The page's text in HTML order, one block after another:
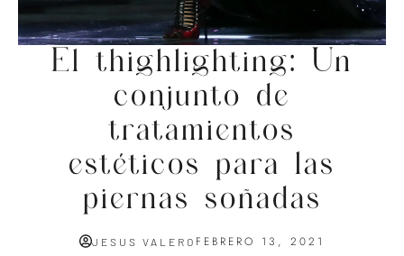
El thighlighting: Un
conjunto de
tratamientos
estéticos para las
piernas soñadas
JESUS VALERO FEBRERO 13, 2021